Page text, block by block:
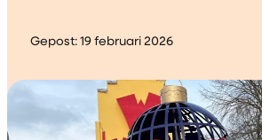
Gepost: 19 februari 2026